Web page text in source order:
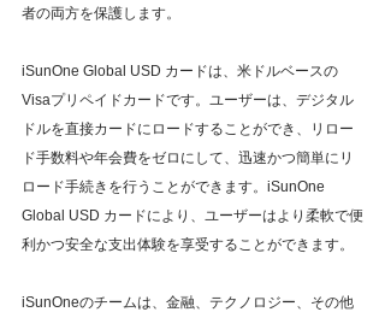
者の両方を保護します。
iSunOne Global USD カードは、米ドルベースの
Visaプリペイドカードです。ユーザーは、デジタル
ドルを直接カードにロードすることができ、リロー
ド手数料や年会費をゼロにして、迅速かつ簡単にリ
ロード手続きを行うことができます。iSunOne
Global USD カードにより、ユーザーはより柔軟で便
利かつ安全な支出体験を享受することができます。
iSunOneのチームは、金融、テクノロジー、その他